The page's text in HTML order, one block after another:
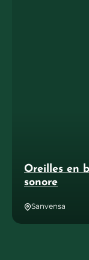
Oreilles en
sonore
Sanvensa